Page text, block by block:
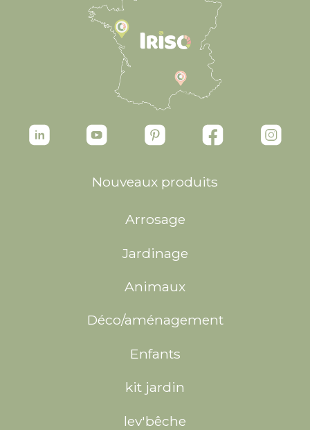
Nouveaux produits
Arrosage
Jardinage
Animaux
Déco/aménagement
Enfants
kit jardin
lev'bêche